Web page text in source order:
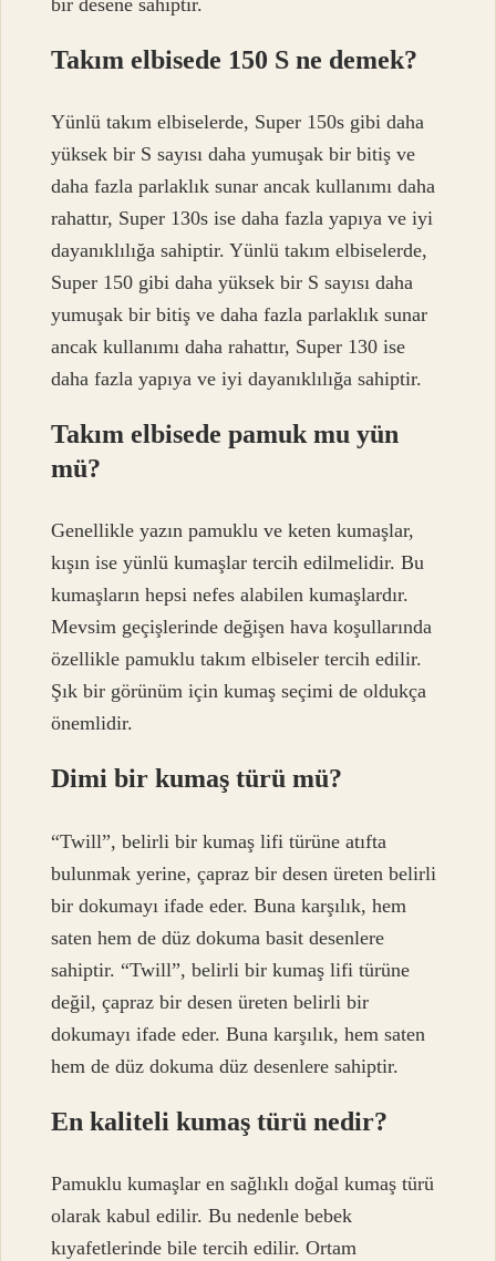
Takım elbisede 150 S ne demek?
Yünlü takım elbiselerde, Super 150s gibi daha
yüksek bir S sayısı daha yumuşak bir bitiş ve
daha fazla parlaklık sunar ancak kullanımı daha
rahattır, Super 130s ise daha fazla yapıya ve iyi
dayanıklılığa sahiptir. Yünlü takım elbiselerde,
Super 150 gibi daha yüksek bir S sayısı daha
yumuşak bir bitiş ve daha fazla parlaklık sunar
ancak kullanımı daha rahattır, Super 130 ise
daha fazla yapıya ve iyi dayanıklılığa sahiptir.
Takım elbisede pamuk mu yün
mü?
Genellikle yazın pamuklu ve keten kumaşlar,
kışın ise yünlü kumaşlar tercih edilmelidir. Bu
kumaşların hepsi nefes alabilen kumaşlardır.
Mevsim geçişlerinde değişen hava koşullarında
özellikle pamuklu takım elbiseler tercih edilir.
Şık bir görünüm için kumaş seçimi de oldukça
önemlidir.
Dimi bir kumaş türü mü?
“Twill”, belirli bir kumaş lifi türüne atıfta
bulunmak yerine, çapraz bir desen üreten belirli
bir dokumayı ifade eder. Buna karşılık, hem
saten hem de düz dokuma basit desenlere
sahiptir. “Twill”, belirli bir kumaş lifi türüne
değil, çapraz bir desen üreten belirli bir
dokumayı ifade eder. Buna karşılık, hem saten
hem de düz dokuma düz desenlere sahiptir.
En kaliteli kumaş türü nedir?
Pamuklu kumaşlar en sağlıklı doğal kumaş türü
olarak kabul edilir. Bu nedenle bebek
kıyafetlerinde bile tercih edilir. Ortam